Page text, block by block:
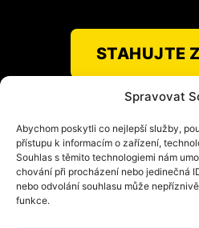
Spravovat
Abychom poskytli co nejlepší služby,
přístupu k informacím o zařízení,
Souhlas s těmito technologiemi nám
chování při procházení nebo jedinečná
nebo odvolání souhlasu může
funkce.
STAHUJTE